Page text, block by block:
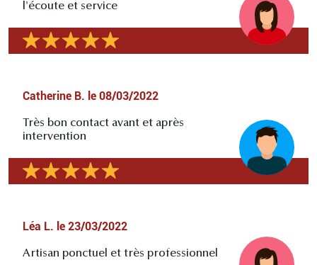
l'écoute et service
Catherine B. le 08/03/2022
Très bon contact avant et après
intervention
Léa L. le 23/03/2022
Artisan ponctuel et très professionnel